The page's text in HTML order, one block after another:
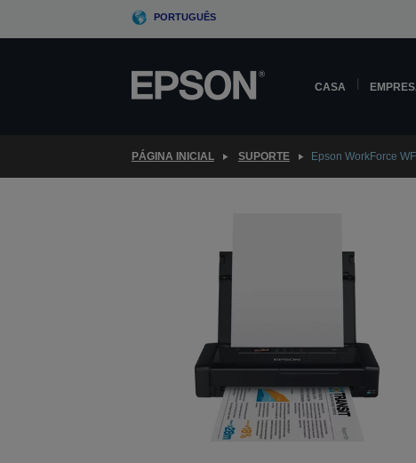
PORTUGUÊS
CASA
PÁGINA INICIAL SUPORTE Epson WorkForce